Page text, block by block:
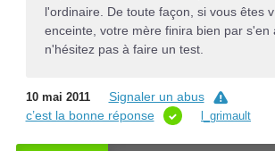
l'ordinaire. De toute façon, si vous êtes
enceinte, votre mère finira bien par s'en
n'hésitez pas à faire un test.
10 mai 2011
Signaler un abus
c’est la bonne réponse
l_grimault